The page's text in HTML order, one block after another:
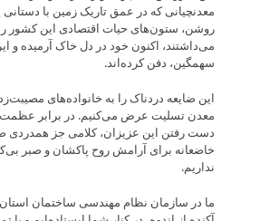
معدنچیانی که در عمق تاریک زمین با دستانی
روشن، ستون‌های حیات اقتصادی این کشور را
می‌داشتند، اکنون خود در دل خاک آرمیده و
سهمگین، دفن کرده‌اند.
این ضایعه دردناک را به خانواده‌های
معدن تسلیت عرض می‌کنیم. در برابر عظمت
دست رفتن این عزیزان، کلامی جز همدردی
خاضعانه برای آرامش روح پاکشان و صبر
نداریم.
ما در سازمان نظام مهندسی ساختمان استان